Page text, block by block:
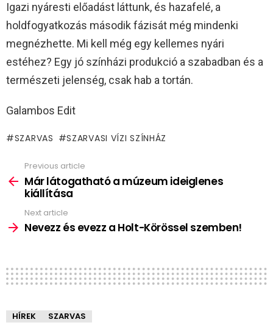
Igazi nyáresti előadást láttunk, és hazafelé, a
holdfogyatkozás második fázisát még mindenki
megnézhette. Mi kell még egy kellemes nyári
estéhez? Egy jó színházi produkció a szabadban és a
természeti jelenség, csak hab a tortán.
Galambos Edit
SZARVAS SZARVASI VÍZI SZÍNHÁZ
more
Previous article
Már látogatható a múzeum ideiglenes
kiállítása
Next article
Nevezz és evezz a Holt-Körössel szemben!
HÍREK SZARVAS